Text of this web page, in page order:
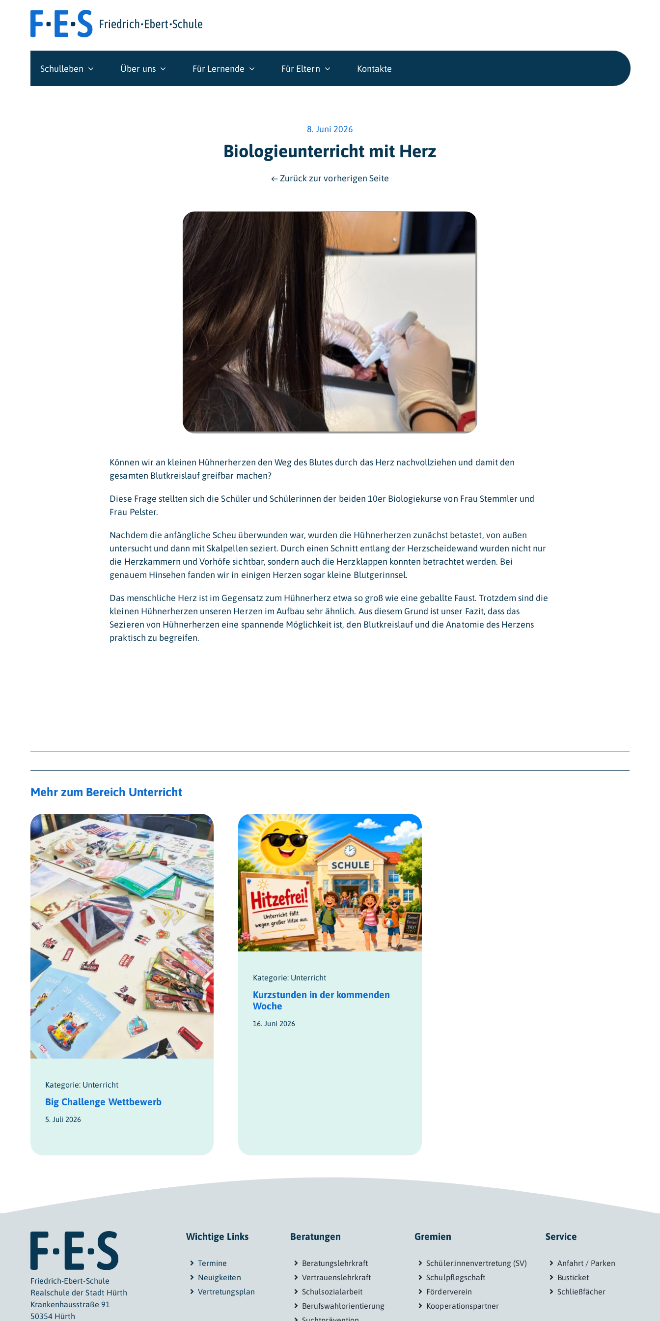
Schulleben Über uns Für Lernende Für Eltern Kontakte
8. Juni 2026
Biologieunterricht mit Herz
← Zurück zur vorherigen Seite
Können wir an kleinen Hühnerherzen den Weg des Blutes durch das Herz nachvollziehen und damit den
gesamten Blutkreislauf greifbar machen?
Diese Frage stellten sich die Schüler und Schülerinnen der beiden 10er Biologiekurse von Frau Stemmler und
Frau Pelster.
Nachdem die anfängliche Scheu überwunden war, wurden die Hühnerherzen zunächst betastet, von außen
untersucht und dann mit Skalpellen seziert. Durch einen Schnitt entlang der Herzscheidewand wurden nicht nur
die Herzkammern und Vorhöfe sichtbar, sondern auch die Herzklappen konnten betrachtet werden. Bei
genauem Hinsehen fanden wir in einigen Herzen sogar kleine Blutgerinnsel.
Das menschliche Herz ist im Gegensatz zum Hühnerherz etwa so groß wie eine geballte Faust. Trotzdem sind die
kleinen Hühnerherzen unseren Herzen im Aufbau sehr ähnlich. Aus diesem Grund ist unser Fazit, dass das
Sezieren von Hühnerherzen eine spannende Möglichkeit ist, den Blutkreislauf und die Anatomie des Herzens
praktisch zu begreifen.
Mehr zum Bereich Unterricht
Kategorie: Unterricht
Big Challenge Wettbewerb
5. Juli 2026
Kategorie: Unterricht
Kurzstunden in der kommenden
Woche
16. Juni 2026
Friedrich-Ebert-Schule
Realschule der Stadt Hürth
Krankenhausstraße 91
50354 Hürth
Wichtige Links
Termine
Neuigkeiten
Vertretungsplan
Beratungen
Beratungslehrkraft
Vertrauenslehrkraft
Schulsozialarbeit
Berufswahlorientierung
Gremien
Schüler:innenvertretung (SV)
Schulpflegschaft
Förderverein
Kooperationspartner
Service
Anfahrt / Parken
Busticket
Schließfächer